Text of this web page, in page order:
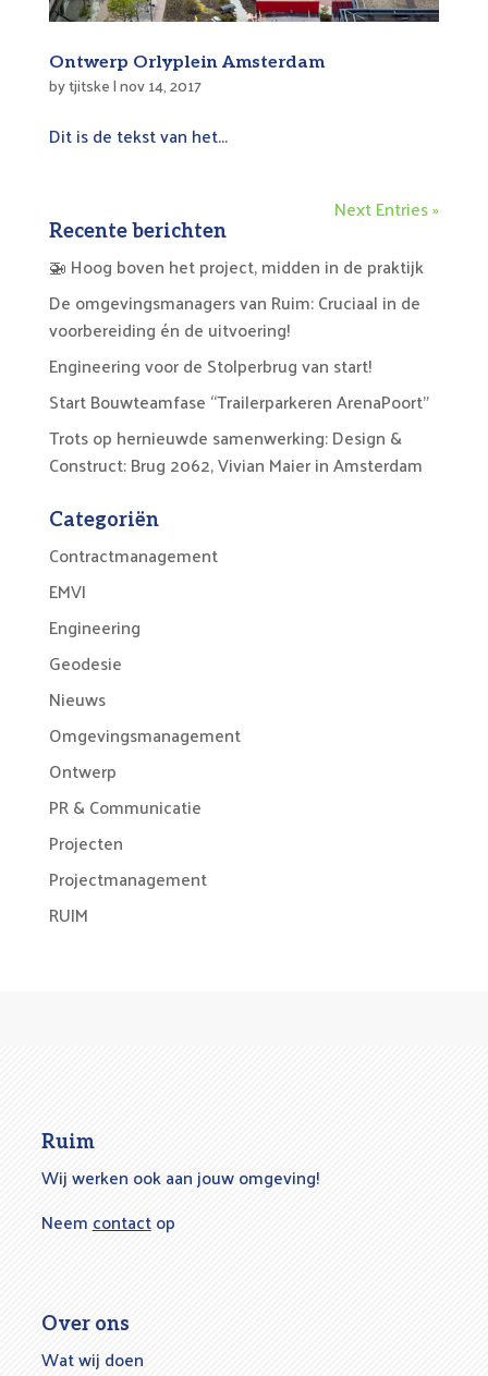
Ontwerp Orlyplein Amsterdam
bytjitske|nov 14, 2017
Dit is de tekst van het...
Next Entries »
Recente berichten
🚁 Hoog boven het project, midden in de praktijk
De omgevingsmanagers van Ruim: Cruciaal in de
voorbereiding én de uitvoering!
Engineering voor de Stolperbrug van start!
Start Bouwteamfase “Trailerparkeren ArenaPoort”
Trots op hernieuwde samenwerking: Design &
Construct: Brug 2062, Vivian Maier in Amsterdam
Categoriën
Contractmanagement
EMVI
Engineering
Geodesie
Nieuws
Omgevingsmanagement
Ontwerp
PR & Communicatie
Projecten
Projectmanagement
RUIM
Ruim
Wij werken ook aan jouw omgeving!
Neemcontactop
Over ons
Wat wij doen